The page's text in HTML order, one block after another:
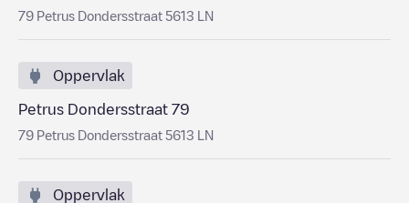
79 Petrus Dondersstraat 5613 LN
Oppervlak
Petrus Dondersstraat 79
79 Petrus Dondersstraat 5613 LN
Oppervlak